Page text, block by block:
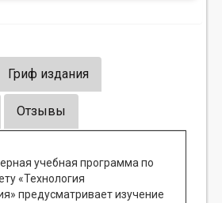
Гриф издания
Отзывы
учебная программа по
«Технология
предусматривает изучение